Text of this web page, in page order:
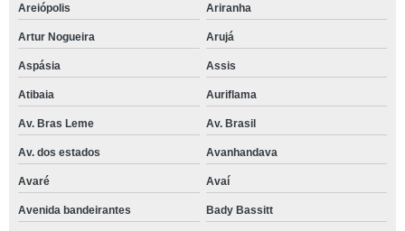
Areiópolis Ariranha
Artur Nogueira Arujá
Aspásia Assis
Atibaia Auriflama
Av. Bras Leme Av. Brasil
Av. dos estados Avanhandava
Avaré Avaí
Avenida bandeirantes Bady Bassitt